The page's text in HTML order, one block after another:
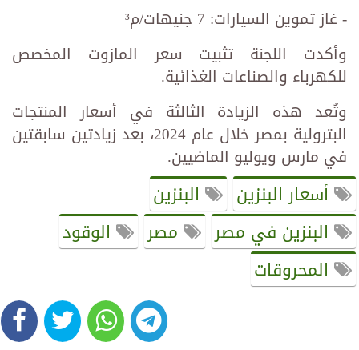
- غاز تموين السيارات: 7 جنيهات/م³
وأكدت اللجنة تثبيت سعر المازوت المخصص
للكهرباء والصناعات الغذائية.
وتُعد هذه الزيادة الثالثة في أسعار المنتجات
البترولية بمصر خلال عام 2024، بعد زيادتين سابقتين
في مارس ويوليو الماضيين.
أسعار البنزين
البنزين
البنزين في مصر
مصر
الوقود
المحروقات